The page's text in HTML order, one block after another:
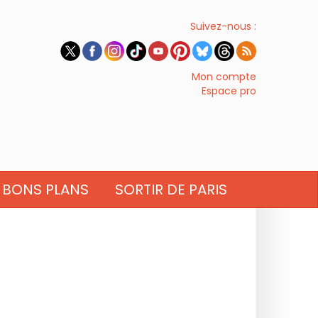
Suivez-nous :
Mon compte
Espace pro
BONS PLANS SORTIR DE PARIS